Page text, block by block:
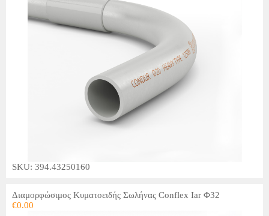
SKU: 394.43250160
Διαμορφώσιμος Κυματοειδής Σωλήνας Conflex Iar Φ32
€0.00